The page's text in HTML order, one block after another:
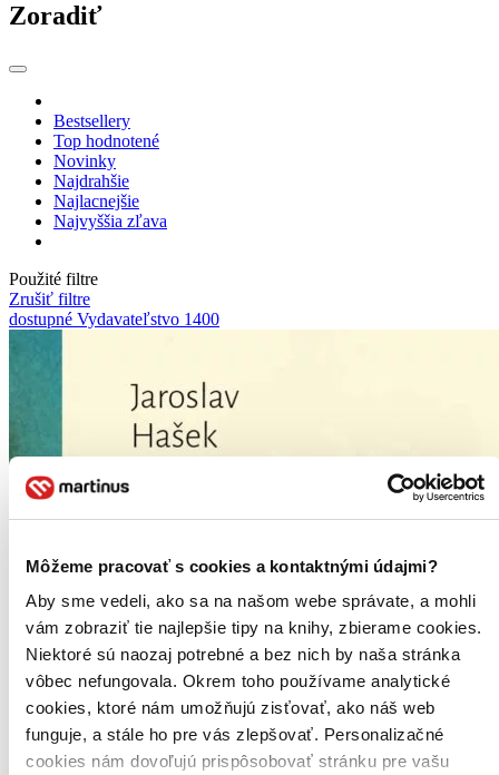
Môžeme pracovať s cookies a kontaktnými údajmi?
Aby sme vedeli, ako sa na našom webe správate, a mohli
vám zobraziť tie najlepšie tipy na knihy, zbierame cookies.
Niektoré sú naozaj potrebné a bez nich by naša stránka
vôbec nefungovala. Okrem toho používame analytické
cookies, ktoré nám umožňujú zisťovať, ako náš web
funguje, a stále ho pre vás zlepšovať. Personalizačné
cookies nám dovoľujú prispôsobovať stránku pre vašu
Zoradiť
Bestsellery
Top hodnotené
Novinky
Najdrahšie
Najlacnejšie
Najvyššia zľava
Použité filtre
Zrušiť filtre
dostupné Vydavateľstvo 1400